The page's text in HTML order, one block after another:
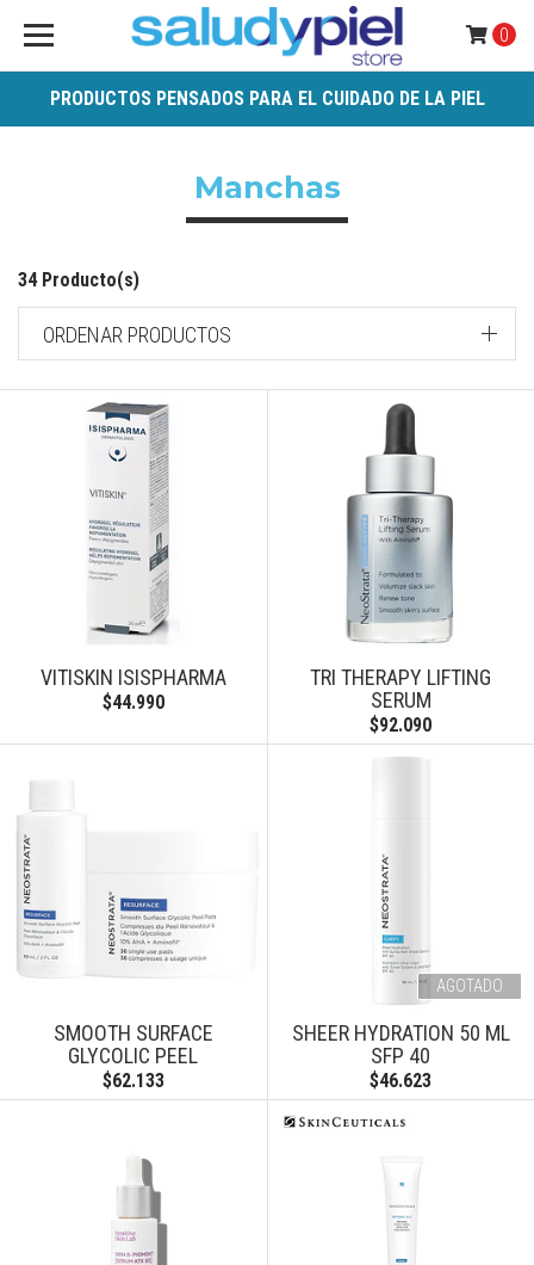
PRODUCTOS PENSADOS PARA EL CUIDADO DE LA PIEL
0
Manchas
34 Producto(s)
ORDENAR PRODUCTOS
VITISKIN ISISPHARMA
$44.990
TRI THERAPY LIFTING
SERUM
$92.090
SMOOTH SURFACE
GLYCOLIC PEEL
$62.133
AGOTADO
SHEER HYDRATION 50 ML
SFP 40
$46.623